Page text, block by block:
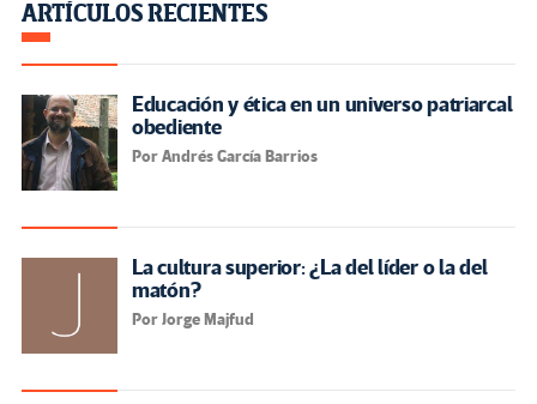
ARTÍCULOS RECIENTES
Educación y ética en un universo patriarcal
obediente
Por Andrés García Barrios
La cultura superior: ¿La del líder o la del
matón?
Por Jorge Majfud